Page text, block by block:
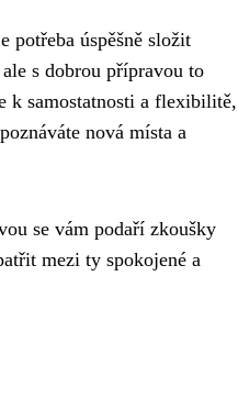
potřeba úspěšně složit
s dobrou přípravou to
k samostatnosti a flexibilitě,
nová místa a
se vám podaří zkoušky
mezi ty spokojené a